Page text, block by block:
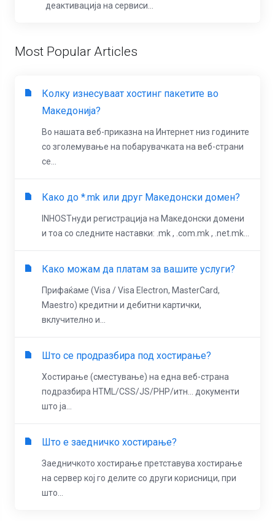
деактивација на сервиси...
Most Popular Articles
Колку изнесуваат хостинг пакетите во
Македонија?
Во нашата веб-приказна на Интернет низ годините
со зголемување на побарувачката на веб-страни
се...
Како до *.mk или друг Македонски домен?
INHOSTнуди регистрација на Македонски домени
и тоа со следните наставки: .mk , .com.mk , .net.mk...
Како можaм да платaм за вашите услуги?
Прифаќаме (Visa / Visa Electron, MasterCard,
Maestro) кредитни и дебитни картички,
вклучително и...
Што се продразбира под хостирање?
Хостирање (сместување) на една веб-страна
подразбира HTML/CSS/JS/PHP/итн… документи
што ја...
Што е заедничко хостирање?
Заедничкото хостирање претставува хостирање
на сервер кој го делите со други корисници, при
што...